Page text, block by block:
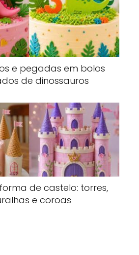
e pegadas em bolos
de dinossauros
de castelo: torres,
e coroas